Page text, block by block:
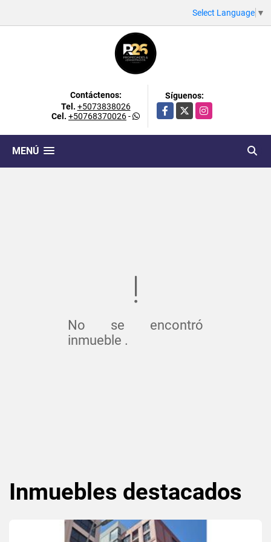
Select Language ▼
Contáctenos:
Tel. +5073838026
Cel. +50768370026-
Síguenos:
Facebook
X Instagram
MENÚ
No se encontró
inmueble .
Inmuebles destacados